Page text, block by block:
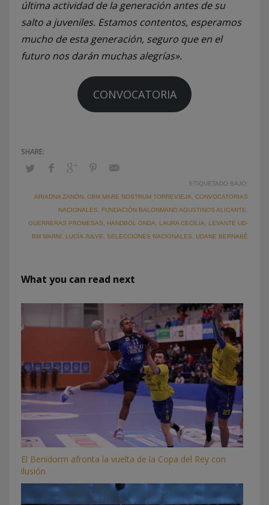
última actividad de la generación antes de su
salto a juveniles. Estamos contentos, esperamos
mucho de esta generación, seguro que en el
futuro nos darán muchas alegrías».
CONVOCATORIA
ETIQUETADO BAJO:
ARIADNA ZANÓN CBM MARE NOSTRUM TORREVIEJA
CONVOCATORIAS
NACIONALES
FUNDACIÓN BALONMANO AGUSTINOS ALICANTE
GUERRERAS PROMESAS
HANDBOL ONDA LAURA CECILIA
LEVANTE UD-
BM MARNI
LUCÍA JULVE SELECCIONES NACIONALES UDANE BERNABÉ
What you can read next
El Benidorm afronta la vuelta de la Copa del Rey con
ilusión